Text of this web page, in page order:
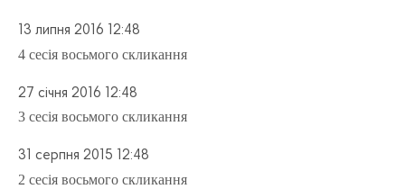
13 липня 2016 12:48
4 сесія восьмого скликання
27 січня 2016 12:48
3 сесія восьмого скликання
31 серпня 2015 12:48
2 сесія восьмого скликання